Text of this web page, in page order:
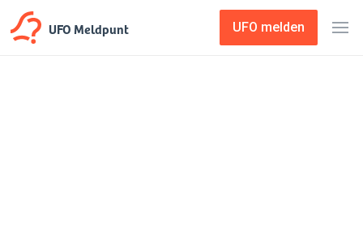
UFO Meldpunt UFO melden